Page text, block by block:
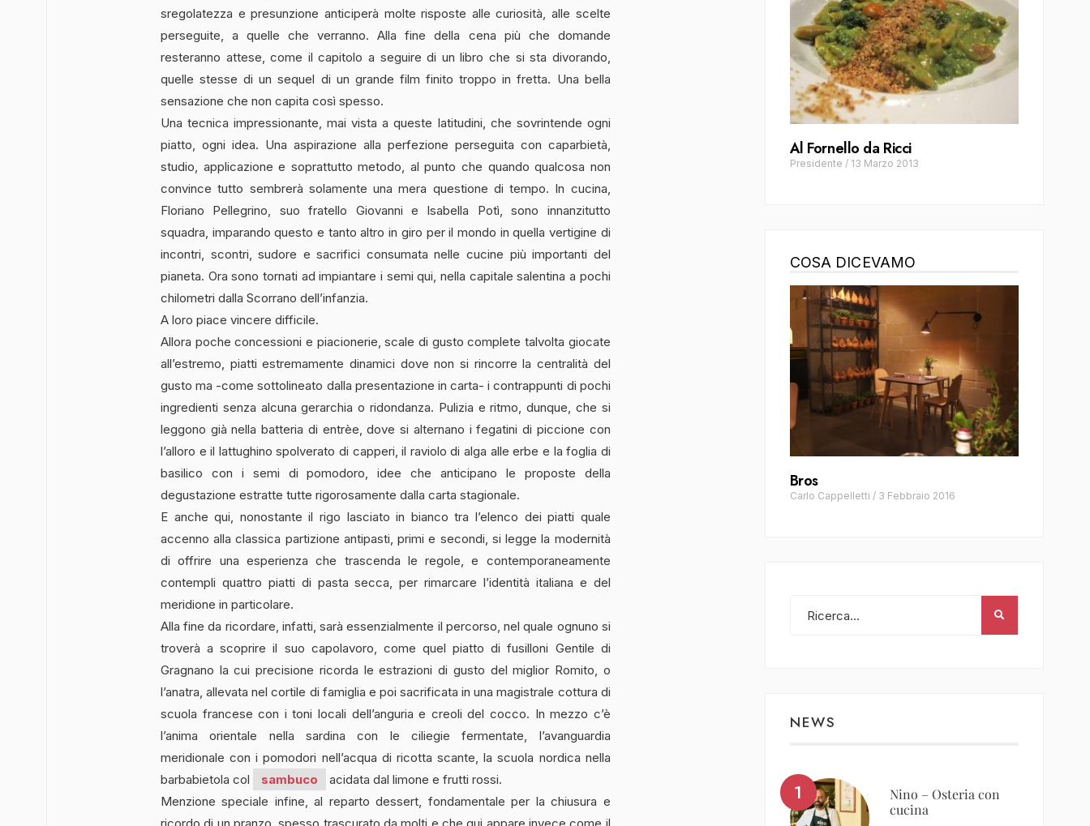
sregolatezza e presunzione anticiperà molte risposte alle curiosità, alle scelte
perseguite, a quelle che verranno. Alla fine della cena più che domande
resteranno attese, come il capitolo a seguire di un libro che si sta divorando,
quelle stesse di un sequel di un grande film finito troppo in fretta. Una bella
sensazione che non capita così spesso.
Una tecnica impressionante, mai vista a queste latitudini, che sovrintende ogni
piatto, ogni idea. Una aspirazione alla perfezione perseguita con caparbietà,
studio, applicazione e soprattutto metodo, al punto che quando qualcosa non
convince tutto sembrerà solamente una mera questione di tempo. In cucina,
Floriano Pellegrino, suo fratello Giovanni e Isabella Potì, sono innanzitutto
squadra, imparando questo e tanto altro in giro per il mondo in quella vertigine di
incontri, scontri, sudore e sacrifici consumata nelle cucine più importanti del
pianeta. Ora sono tornati ad impiantare i semi qui, nella capitale salentina a pochi
chilometri dalla Scorrano dell’infanzia.
A loro piace vincere difficile.
Allora poche concessioni e piacionerie, scale di gusto complete talvolta giocate
all’estremo, piatti estremamente dinamici dove non si rincorre la centralità del
gusto ma -come sottolineato dalla presentazione in carta- i contrappunti di pochi
ingredienti senza alcuna gerarchia o ridondanza. Pulizia e ritmo, dunque, che si
leggono già nella batteria di entrèe, dove si alternano i fegatini di piccione con
l’alloro e il lattughino spolverato di capperi, il raviolo di alga alle erbe e la foglia di
basilico con i semi di pomodoro, idee che anticipano le proposte della
degustazione estratte tutte rigorosamente dalla carta stagionale.
E anche qui, nonostante il rigo lasciato in bianco tra l’elenco dei piatti quale
accenno alla classica partizione antipasti, primi e secondi, si legge la modernità
di offrire una esperienza che trascenda le regole, e contemporaneamente
contempli quattro piatti di pasta secca, per rimarcare l’identità italiana e del
meridione in particolare.
Alla fine da ricordare, infatti, sarà essenzialmente il percorso, nel quale ognuno si
troverà a scoprire il suo capolavoro, come quel piatto di fusilloni Gentile di
Gragnano la cui precisione ricorda le estrazioni di gusto del miglior Romito, o
l’anatra, allevata nel cortile di famiglia e poi sacrificata in una magistrale cottura di
scuola francese con i toni locali dell’anguria e creoli del cocco. In mezzo c’è
l’anima orientale nella sardina con le ciliegie fermentate, l’avanguardia
meridionale con i pomodori nell’acqua di ricotta scante, la scuola nordica nella
barbabietola col
sambuco
acidata dal limone e frutti rossi.
Menzione speciale infine, al reparto dessert, fondamentale per la chiusura e
Al Fornello da Ricci
Presidente / 13 Marzo 2013
COSA DICEVAMO
Bros
Carlo Cappelletti / 3 Febbraio 2016
NEWS
Nino – Osteria con
cucina